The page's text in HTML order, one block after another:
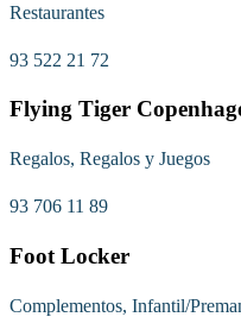
Restaurantes
93 522 21 72
Flying Tiger
Regalos, Regalos y Juegos
93 706 11 89
Foot Locker
Complementos, Infantil/